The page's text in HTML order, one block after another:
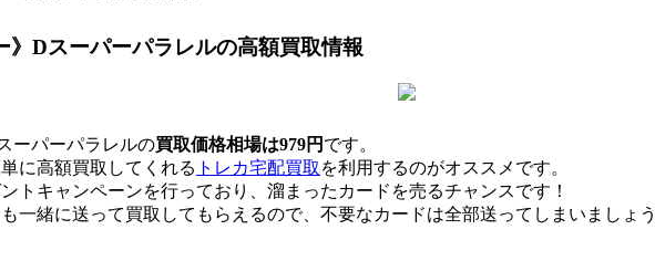
》Dスーパーパラレルの高額買取情報
ーパーパラレルの買取価格相場は979円 です。
に高額買取してくれる トレカ宅配買取 を利用するのがオススメです。
トキャンペーンを行っており、溜まったカードを売るチャンスです！
一緒に送って買取してもらえるので、不要なカードは全部送ってしまいましょう